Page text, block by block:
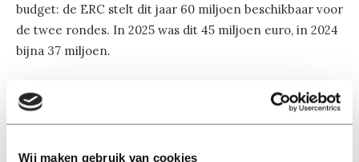
Wij maken gebruik van cookies
budget: de ERC stelt dit jaar 60 miljoen beschikbaar voor
de twee rondes. In 2025 was dit 45 miljoen euro, in 2024
bijna 37 miljoen.